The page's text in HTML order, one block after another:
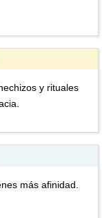
y rituales
más afinidad.